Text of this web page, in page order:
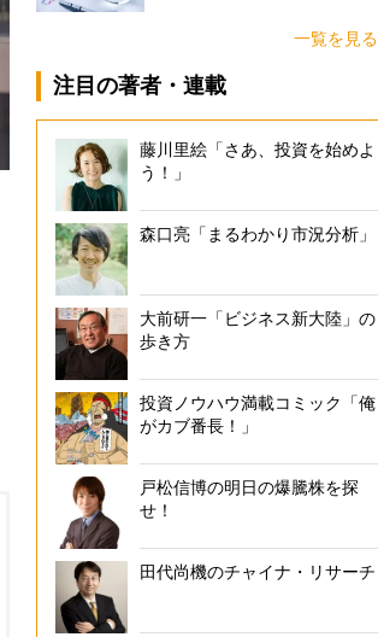
一覧を見る
注目の著者・連載
藤川里絵「さあ、投資を始めよ
う！」
森口亮「まるわかり市況分析」
大前研一「ビジネス新大陸」の
歩き方
投資ノウハウ満載コミック「俺
がカブ番長！」
戸松信博の明日の爆騰株を探
せ！
田代尚機のチャイナ・リサーチ